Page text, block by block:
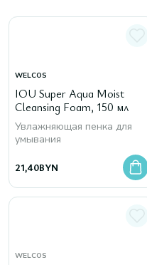
WELCOS
IOU Super Aqua Moist
Cleansing Foam, 150 мл
Увлажняющая пенка для
умывания
21,40BYN
WELCOS